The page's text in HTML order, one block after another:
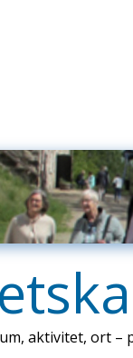
aktivitet, ort –